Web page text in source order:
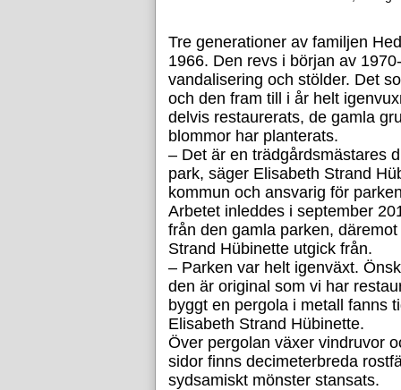
Tre generationer av familjen
1966. Den revs i början av
vandalisering och stölder. Det
och den fram till i år helt
delvis restaurerats, de gamla
blommor har planterats.
– Det är en trädgårdsmästares
park, säger Elisabeth Strand
kommun och ansvarig för
Arbetet inleddes i september
från den gamla parken,
Strand Hübinette utgick från.
– Parken var helt igenväxt.
den är original som vi har
byggt en pergola i metall fanns
Elisabeth Strand Hübinette.
Över pergolan växer vindruvor
sidor finns decimeterbreda
sydsamiskt mönster stansats.